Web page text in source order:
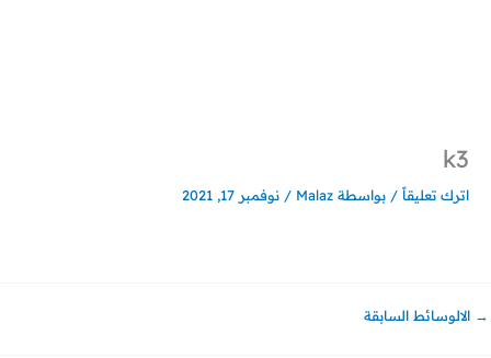
k3
اترك تعليقاً / بواسطة Malaz
/ نوفمبر 17, 2021
→ الالوسائط السابقة